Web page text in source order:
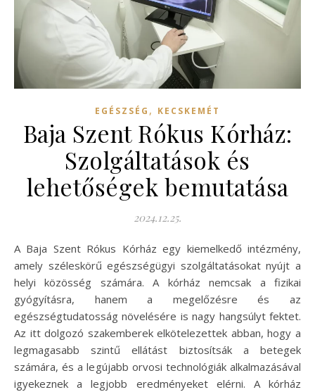
EGÉSZSÉG , KECSKEMÉT
Baja Szent Rókus Kórház:
Szolgáltatások és
lehetőségek bemutatása
2024.12.25.
A Baja Szent Rókus Kórház egy kiemelkedő intézmény,
amely széleskörű egészségügyi szolgáltatásokat nyújt a
helyi közösség számára. A kórház nemcsak a fizikai
gyógyításra, hanem a megelőzésre és az
egészségtudatosság növelésére is nagy hangsúlyt fektet.
Az itt dolgozó szakemberek elkötelezettek abban, hogy a
legmagasabb szintű ellátást biztosítsák a betegek
számára, és a legújabb orvosi technológiák alkalmazásával
igyekeznek a legjobb eredményeket elérni. A kórház